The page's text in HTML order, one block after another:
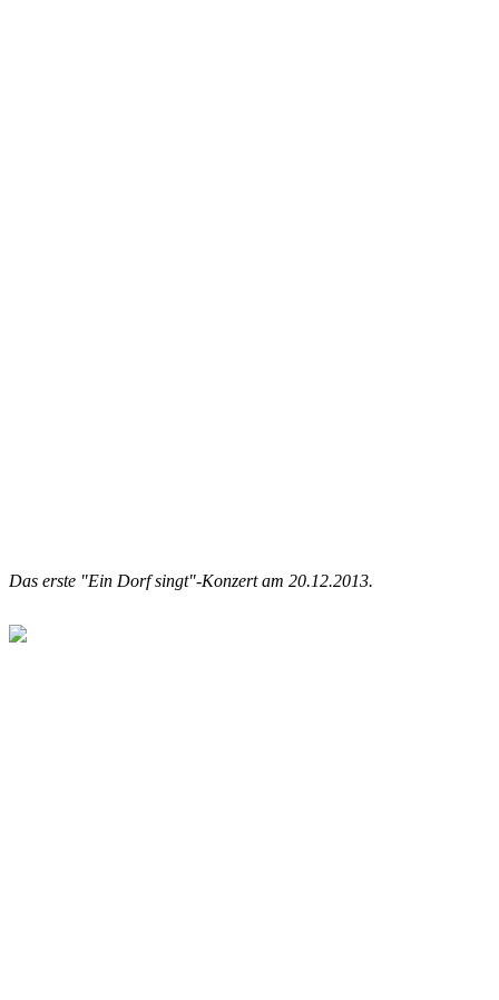
Das erste "Ein Dorf singt"-Konzert am 20.12.2013.